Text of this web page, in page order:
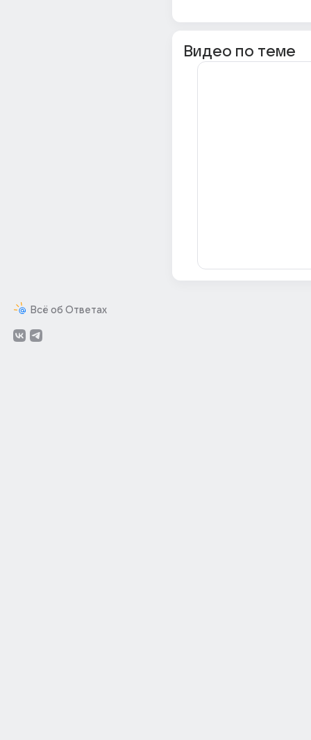
Всё об Ответах
Видео по теме